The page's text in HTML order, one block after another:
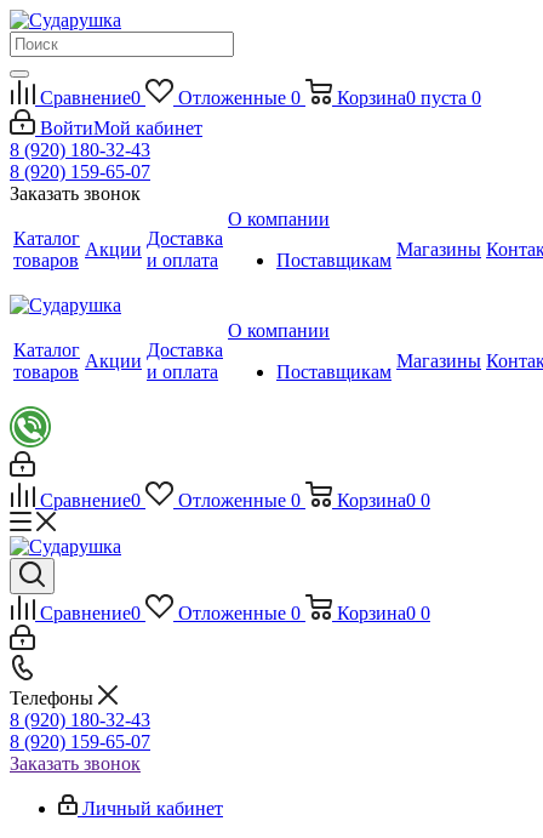
Сравнение0 Отложенные 0 Корзина0 пуста 0
ВойтиМой кабинет
8 (920) 180-32-43
8 (920) 159-65-07
Заказать звонок
Каталог
товаров
Акции
Доставка
и оплата
О компании
Поставщикам
Магазины
Каталог
товаров
Акции
Доставка
и оплата
О компании
Поставщикам
Магазины
Сравнение0 Отложенные 0 Корзина0 0
Сравнение0 Отложенные 0 Корзина0 0
Телефоны
8 (920) 180-32-43
8 (920) 159-65-07
Заказать звонок
Личный кабинет